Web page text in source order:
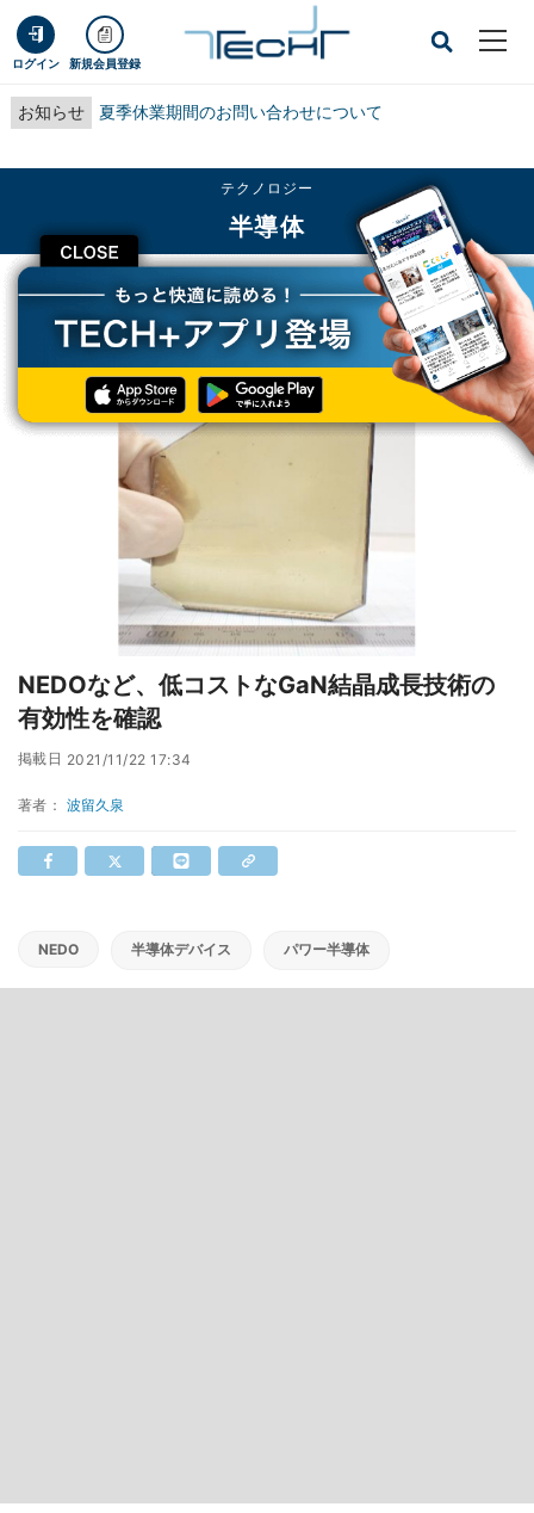
ログイン 新規会員登録
お知らせ 夏季休業期間のお問い合わせについて
CLOSE
テクノロジー
半導体
TECH+ テクノロジー
半導体
NEDOなど、低コストなGaN結晶成長技術の有効性を確認
NEDOなど、低コストなGaN結晶成長技術の
有効性を確認
掲載日 2021/11/22 17:34
著者： 波留久泉
NEDO 半導体デバイス パワー半導体